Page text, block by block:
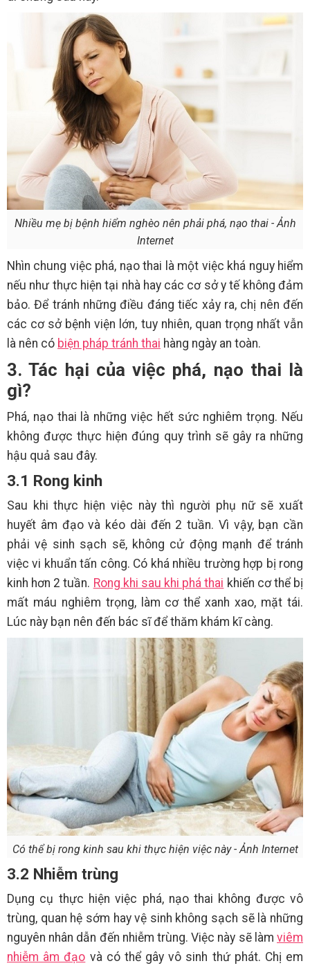
Nhiều mẹ bị bệnh hiểm nghèo nên phải phá, nạo thai - Ảnh
Internet
Nhìn chung việc phá, nạo thai là một việc khá nguy hiểm
nếu như thực hiện tại nhà hay các cơ sở y tế không đảm
bảo. Để tránh những điều đáng tiếc xảy ra, chị nên đến
các cơ sở bệnh viện lớn, tuy nhiên, quan trọng nhất vẫn
là nên có biện pháp tránh thai hàng ngày an toàn.
3. Tác hại của việc phá, nạo thai là
gì?
Phá, nạo thai là những việc hết sức nghiêm trọng. Nếu
không được thực hiện đúng quy trình sẽ gây ra những
hậu quả sau đây.
3.1 Rong kinh
Sau khi thực hiện việc này thì người phụ nữ sẽ xuất
huyết âm đạo và kéo dài đến 2 tuần. Vì vậy, bạn cần
phải vệ sinh sạch sẽ, không cử động mạnh để tránh
việc vi khuẩn tấn công. Có khá nhiều trường hợp bị rong
kinh hơn 2 tuần. Rong khi sau khi phá thai khiến cơ thể bị
mất máu nghiêm trọng, làm cơ thể xanh xao, mặt tái.
Lúc này bạn nên đến bác sĩ để thăm khám kĩ càng.
Có thể bị rong kinh sau khi thực hiện việc này - Ảnh Internet
3.2 Nhiễm trùng
Dụng cụ thực hiện việc phá, nạo thai không được vô
trùng, quan hệ sớm hay vệ sinh không sạch sẽ là những
nguyên nhân dẫn đến nhiễm trùng. Việc này sẽ làm viêm
nhiễm âm đạo và có thể gây vô sinh thứ phát. Chị em